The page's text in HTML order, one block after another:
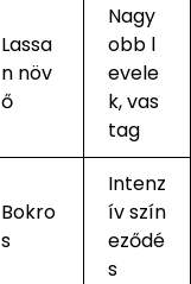
Lassa
n növ
ő
Nagy
obb l
evele
k, vas
tag
Bokro
s
Intenz
ív szín
eződé
s